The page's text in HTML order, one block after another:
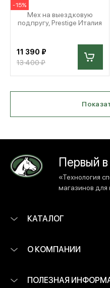
-15%
Мех на выездковую
подпругу, Prestige Италия
11 390 ₽
13 400 ₽
Первый
«Технология
магазинов для
КАТАЛОГ
О КОМПАНИИ
ПОЛЕЗНАЯ